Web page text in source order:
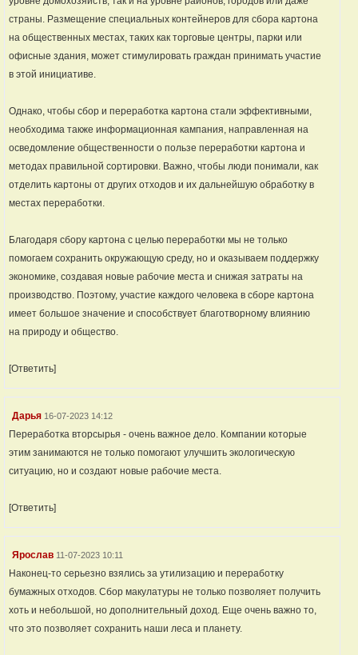
страны. Размещение специальных контейнеров для сбора картона
на общественных местах, таких как торговые центры, парки или
офисные здания, может стимулировать граждан принимать участие
в этой инициативе.
Однако, чтобы сбор и переработка картона стали эффективными,
необходима также информационная кампания, направленная на
осведомление общественности о пользе переработки картона и
методах правильной сортировки. Важно, чтобы люди понимали, как
отделить картоны от других отходов и их дальнейшую обработку в
местах переработки.
Благодаря сбору картона с целью переработки мы не только
помогаем сохранить окружающую среду, но и оказываем поддержку
экономике, создавая новые рабочие места и снижая затраты на
производство. Поэтому, участие каждого человека в сборе картона
имеет большое значение и способствует благотворному влиянию
на природу и общество.
[Ответить]
Дарья 16-07-2023 14:12
Переработка вторсырья - очень важное дело. Компании которые
этим занимаются не только помогают улучшить экологическую
ситуацию, но и создают новые рабочие места.
[Ответить]
Ярослав 11-07-2023 10:11
Наконец-то серьезно взялись за утилизацию и переработку
бумажных отходов. Сбор макулатуры не только позволяет получить
хоть и небольшой, но дополнительный доход. Еще очень важно то,
что это позволяет сохранить наши леса и планету.